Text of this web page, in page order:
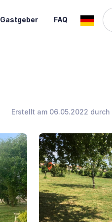
Gastgeber FAQ
Erstellt am 06.05.2022 durch